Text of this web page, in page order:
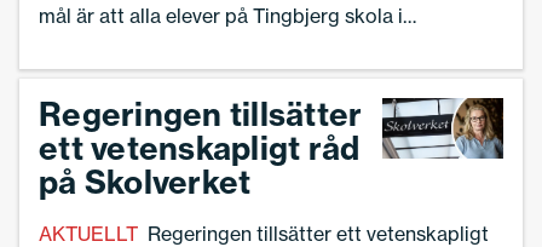
mål är att alla elever på Ting­bjerg skola i
årskurs 9. Nu är han nästan i hamn – med 97
procent av eleverna – men det har krävt ett helt nytt
förhållningssätt till eleverna.
Regeringen tillsätter
ett vetenskapligt råd
på Skolverket
AKTUELLT Regeringen tillsätter ett vetenskapligt